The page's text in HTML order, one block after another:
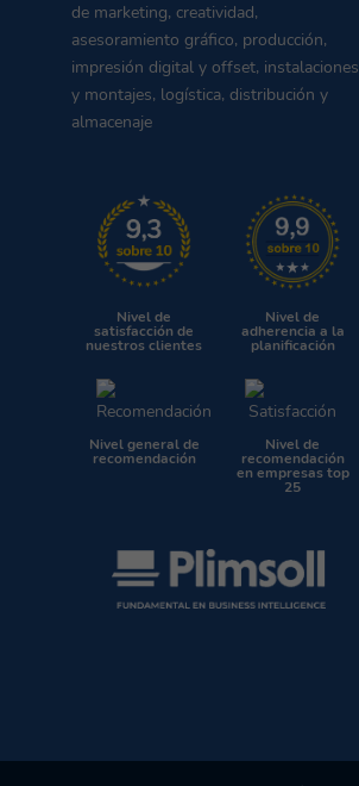
de marketing, creatividad,
asesoramiento gráfico, producción,
impresión digital y offset, instalaciones
y montajes, logística, distribución y
almacenaje
Nivel de
satisfacción de
nuestros clientes
Nivel de
adherencia a la
planificación
Nivel general de
recomendación
Nivel de
recomendación
en empresas top
25